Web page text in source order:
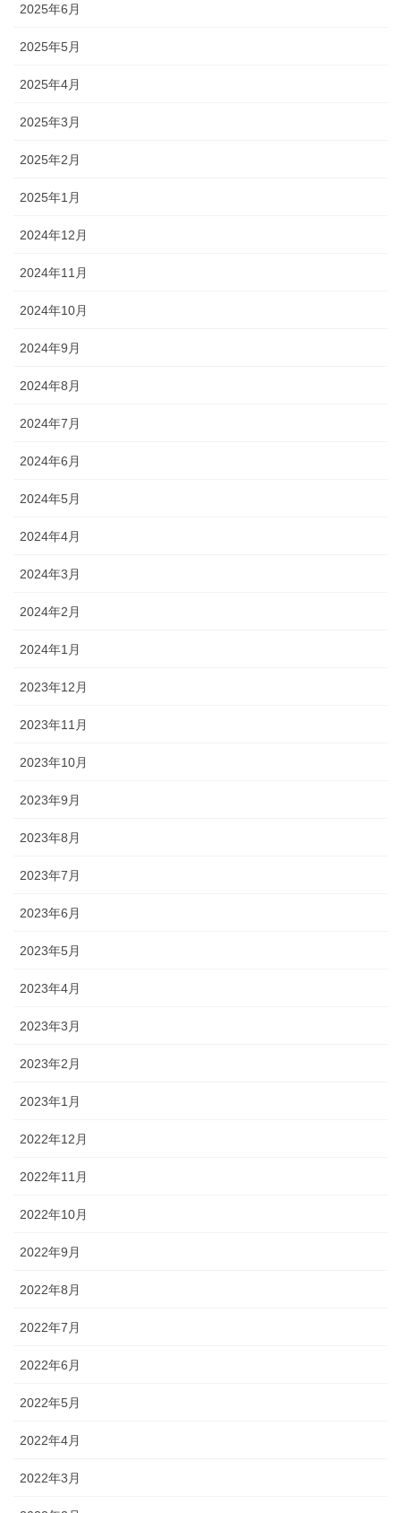
2025年6月
2025年5月
2025年4月
2025年3月
2025年2月
2025年1月
2024年12月
2024年11月
2024年10月
2024年9月
2024年8月
2024年7月
2024年6月
2024年5月
2024年4月
2024年3月
2024年2月
2024年1月
2023年12月
2023年11月
2023年10月
2023年9月
2023年8月
2023年7月
2023年6月
2023年5月
2023年4月
2023年3月
2023年2月
2023年1月
2022年12月
2022年11月
2022年10月
2022年9月
2022年8月
2022年7月
2022年6月
2022年5月
2022年4月
2022年3月